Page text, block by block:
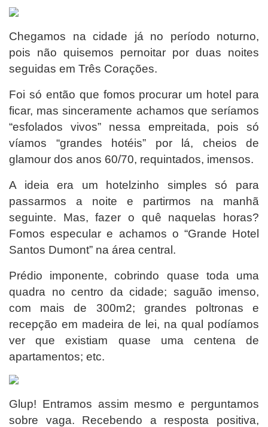
Chegamos na cidade já no período noturno,
pois não quisemos pernoitar por duas noites
seguidas em Três Corações.
Foi só então que fomos procurar um hotel para
ficar, mas sinceramente achamos que seríamos
“esfolados vivos” nessa empreitada, pois só
víamos “grandes hotéis” por lá, cheios de
glamour dos anos 60/70, requintados, imensos.
A ideia era um hotelzinho simples só para
passarmos a noite e partirmos na manhã
seguinte. Mas, fazer o quê naquelas horas?
Fomos especular e achamos o “Grande Hotel
Santos Dumont” na área central.
Prédio imponente, cobrindo quase toda uma
quadra no centro da cidade; saguão imenso,
com mais de 300m2; grandes poltronas e
recepção em madeira de lei, na qual podíamos
ver que existiam quase uma centena de
apartamentos; etc.
Glup! Entramos assim mesmo e perguntamos
sobre vaga. Recebendo a resposta positiva,